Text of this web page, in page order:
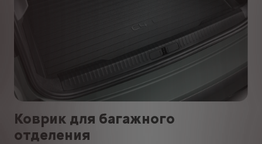
Коврик для багажного
отделения